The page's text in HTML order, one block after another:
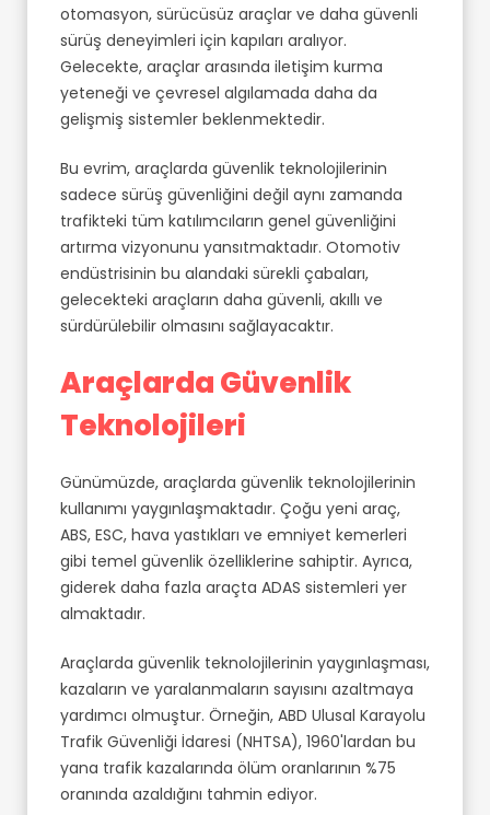
otomasyon, sürücüsüz araçlar ve daha güvenli
sürüş deneyimleri için kapıları aralıyor.
Gelecekte, araçlar arasında iletişim kurma
yeteneği ve çevresel algılamada daha da
gelişmiş sistemler beklenmektedir.
Bu evrim, araçlarda güvenlik teknolojilerinin
sadece sürüş güvenliğini değil aynı zamanda
trafikteki tüm katılımcıların genel güvenliğini
artırma vizyonunu yansıtmaktadır. Otomotiv
endüstrisinin bu alandaki sürekli çabaları,
gelecekteki araçların daha güvenli, akıllı ve
sürdürülebilir olmasını sağlayacaktır.
Araçlarda Güvenlik
Teknolojileri
Günümüzde, araçlarda güvenlik teknolojilerinin
kullanımı yaygınlaşmaktadır. Çoğu yeni araç,
ABS, ESC, hava yastıkları ve emniyet kemerleri
gibi temel güvenlik özelliklerine sahiptir. Ayrıca,
giderek daha fazla araçta ADAS sistemleri yer
almaktadır.
Araçlarda güvenlik teknolojilerinin yaygınlaşması,
kazaların ve yaralanmaların sayısını azaltmaya
yardımcı olmuştur. Örneğin, ABD Ulusal Karayolu
Trafik Güvenliği İdaresi (NHTSA), 1960'lardan bu
yana trafik kazalarında ölüm oranlarının %75
oranında azaldığını tahmin ediyor.